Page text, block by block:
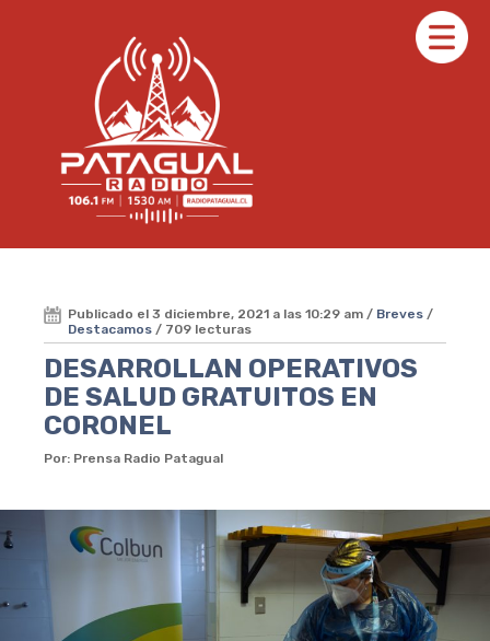
Publicado el 3 diciembre, 2021 a las 10:29 am / Breves /
Destacamos / 709 lecturas
DESARROLLAN OPERATIVOS
DE SALUD GRATUITOS EN
CORONEL
Por: Prensa Radio Patagual